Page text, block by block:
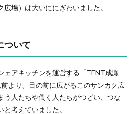
場）は大いににぎわいました。
ついて
ェアキッチンを運営する「TENT成瀬
より、目の前に広がるこのサンカク広
う人たちや働く人たちがつどい、つな
考えていました。